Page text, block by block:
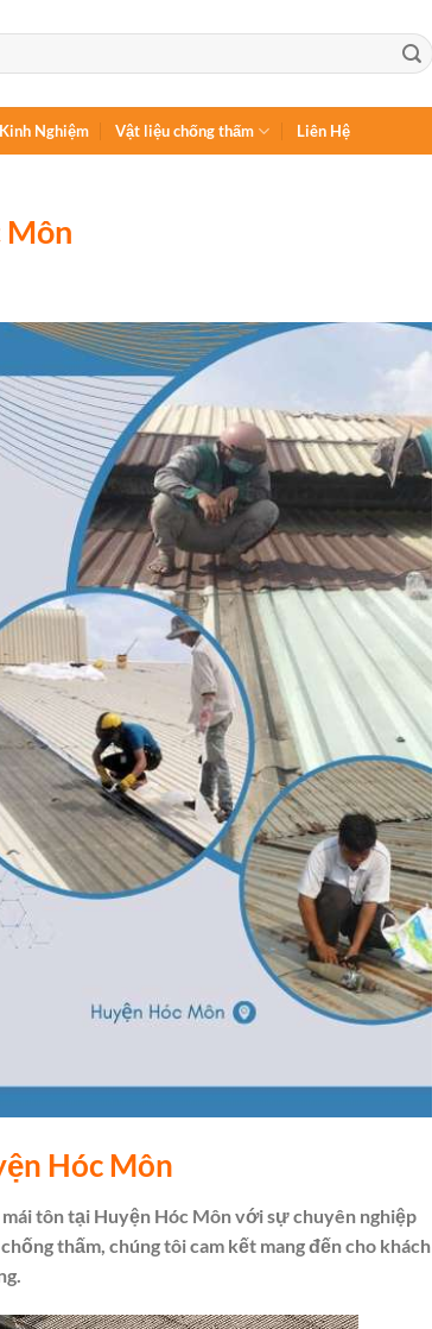
Kinh Nghiệm Vật liệu chống thấm Liên Hệ
Môn
Hóc Môn
tôn tại Huyện Hóc Môn với sự chuyên nghiệp
thấm, chúng tôi cam kết mang đến cho khách